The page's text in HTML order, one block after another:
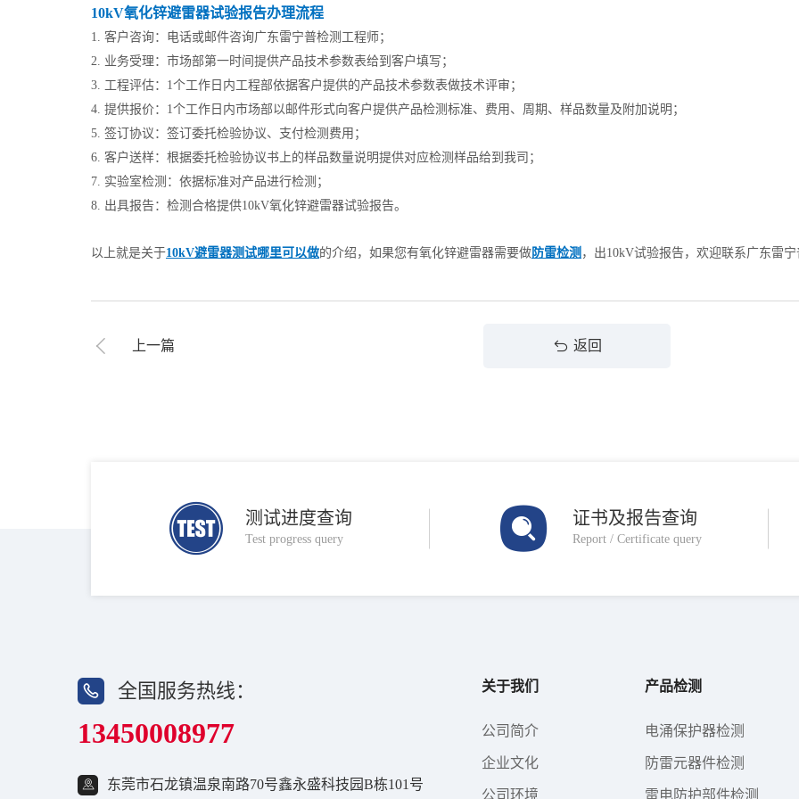
10kV氧化锌避雷器试验报告办理流程
1. 客户咨询：电话或邮件咨询广东雷宁普检测工程师；
2. 业务受理：市场部第一时间提供产品技术参数表给到客户填写；
3. 工程评估：1个工作日内工程部依据客户提供的产品技术参数表做技术评审；
4. 提供报价：1个工作日内市场部以邮件形式向客户提供产品检测标准、费用、周期、样品数量及附加说明；
5. 签订协议：签订委托检验协议、支付检测费用；
6. 客户送样：根据委托检验协议书上的样品数量说明提供对应检测样品给到我司；
7. 实验室检测：依据标准对产品进行检测；
8. 出具报告：检测合格提供10kV氧化锌避雷器试验报告。
以上就是关于10kV避雷器测试哪里可以做的介绍，如果您有氧化锌避雷器需要做防雷检测 ，出10kV试验报告，欢迎联系广东雷宁
上一篇 返回
测试进度查询
Test progress query
证书及报告查询
Report / Certificate query
全国服务热线：
13450008977
东莞市石龙镇温泉南路70号鑫永盛科技园B栋101号
关于我们
公司简介
企业文化
公司环境
产品检测
电涌保护器检测
防雷元器件检测
雷电防护部件检测